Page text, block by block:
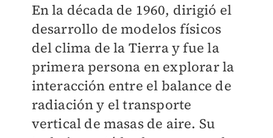
En la década de 1960, dirigió el
desarrollo de modelos físicos
del clima de la Tierra y fue la
primera persona en explorar la
interacción entre el balance de
radiación y el transporte
vertical de masas de aire. Su